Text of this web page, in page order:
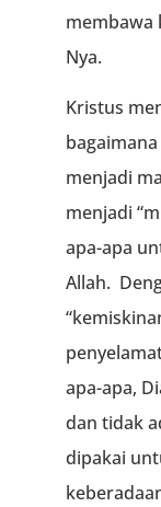
membawa
Nya.
Kristus
menjadi
menjadi
apa-apa
Allah.
apa-apa,
dan tidak
dipakai